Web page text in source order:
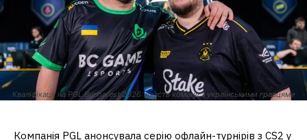
Кваліфікації на PGL Bucharest 2026: участь команд з українськими гравцями
Компанія PGL анонсувала серію офлайн-турнірів з CS2 у